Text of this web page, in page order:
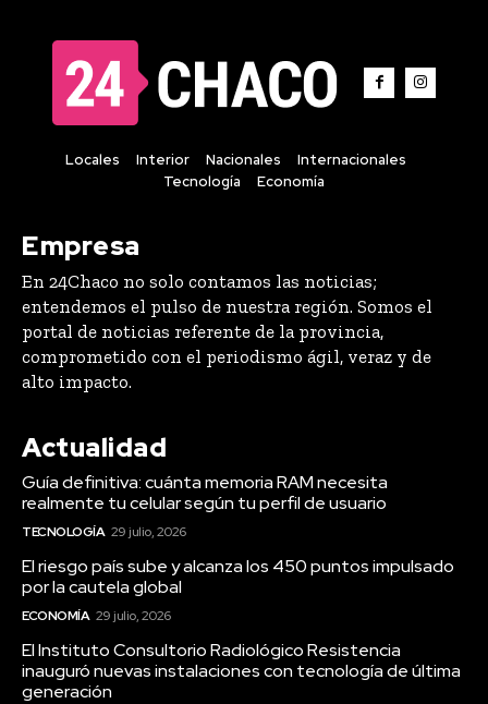
Locales Interior Nacionales
Internacionales
Tecnología
Economía
Empresa
En 24Chaco no solo contamos las noticias;
entendemos el pulso de nuestra región. Somos el
portal de noticias referente de la provincia,
comprometido con el periodismo ágil, veraz y de
alto impacto.
Actualidad
Guía definitiva: cuánta memoria RAM necesita
realmente tu celular según tu perfil de usuario
TECNOLOGÍA 29 julio, 2026
El riesgo país sube y alcanza los 450 puntos impulsado
por la cautela global
ECONOMÍA 29 julio, 2026
El Instituto Consultorio Radiológico Resistencia
inauguró nuevas instalaciones con tecnología de última
generación